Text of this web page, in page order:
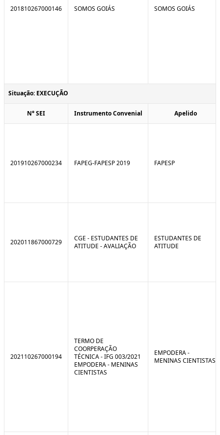
201810267000146 SOMOS GOIÁS SOMOS GOIÁS
Situação: EXECUÇÃO
N° SEI Instrumento Convenial Apelido
201910267000234 FAPEG-FAPESP 2019 FAPESP
202011867000729
CGE - ESTUDANTES DE
ATITUDE - AVALIAÇÃO
ESTUDANTES DE
ATITUDE
202110267000194
TERMO DE
COORPERAÇÃO
TÉCNICA - IFG 003/2021
EMPODERA - MENINAS
CIENTISTAS
EMPODERA -
MENINAS CIENTISTAS